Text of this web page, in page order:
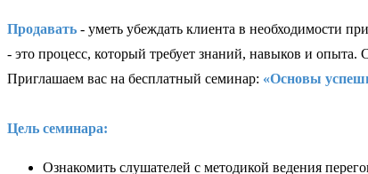
Продавать - уметь убеждать клиента в необходимости
- это процесс, который требует знаний, навыков и
Приглашаем вас на бесплатный семинар: «Основы
Цель семинара:
Ознакомить слушателей с методикой ведения